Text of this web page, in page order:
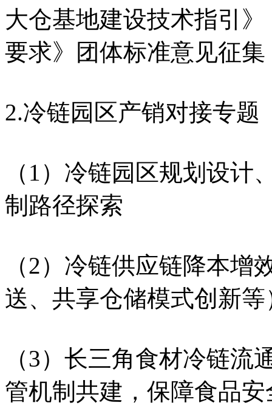
大仓基地建设技术指引
要求》团体标准意见征集
2.冷链园区产销对接专题
（1）冷链园区规划设
制路径探索
（2）冷链供应链降本
送、共享仓储模式创新等
（3）长三角食材冷链
管机制共建，保障食品安